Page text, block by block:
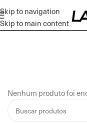
Skip to navigation
Skip to main content
Nenhum produto foi